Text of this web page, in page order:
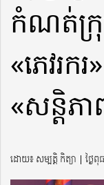
កំណត់ក្
«ភេវរករ
«សន្តិភា
ដោយ៖ សម្បត្តិ កិត្យា ​​ | ថ្ងៃ